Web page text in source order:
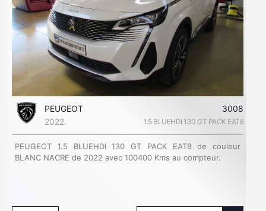
PEUGEOT
3008
2022
1.5 BLUEHDI 130 GT PACK EAT8
PEUGEOT 1.5 BLUEHDI 130 GT PACK EAT8 de couleur
BLANC NACRE de 2022 avec 100400 Kms au compteur.